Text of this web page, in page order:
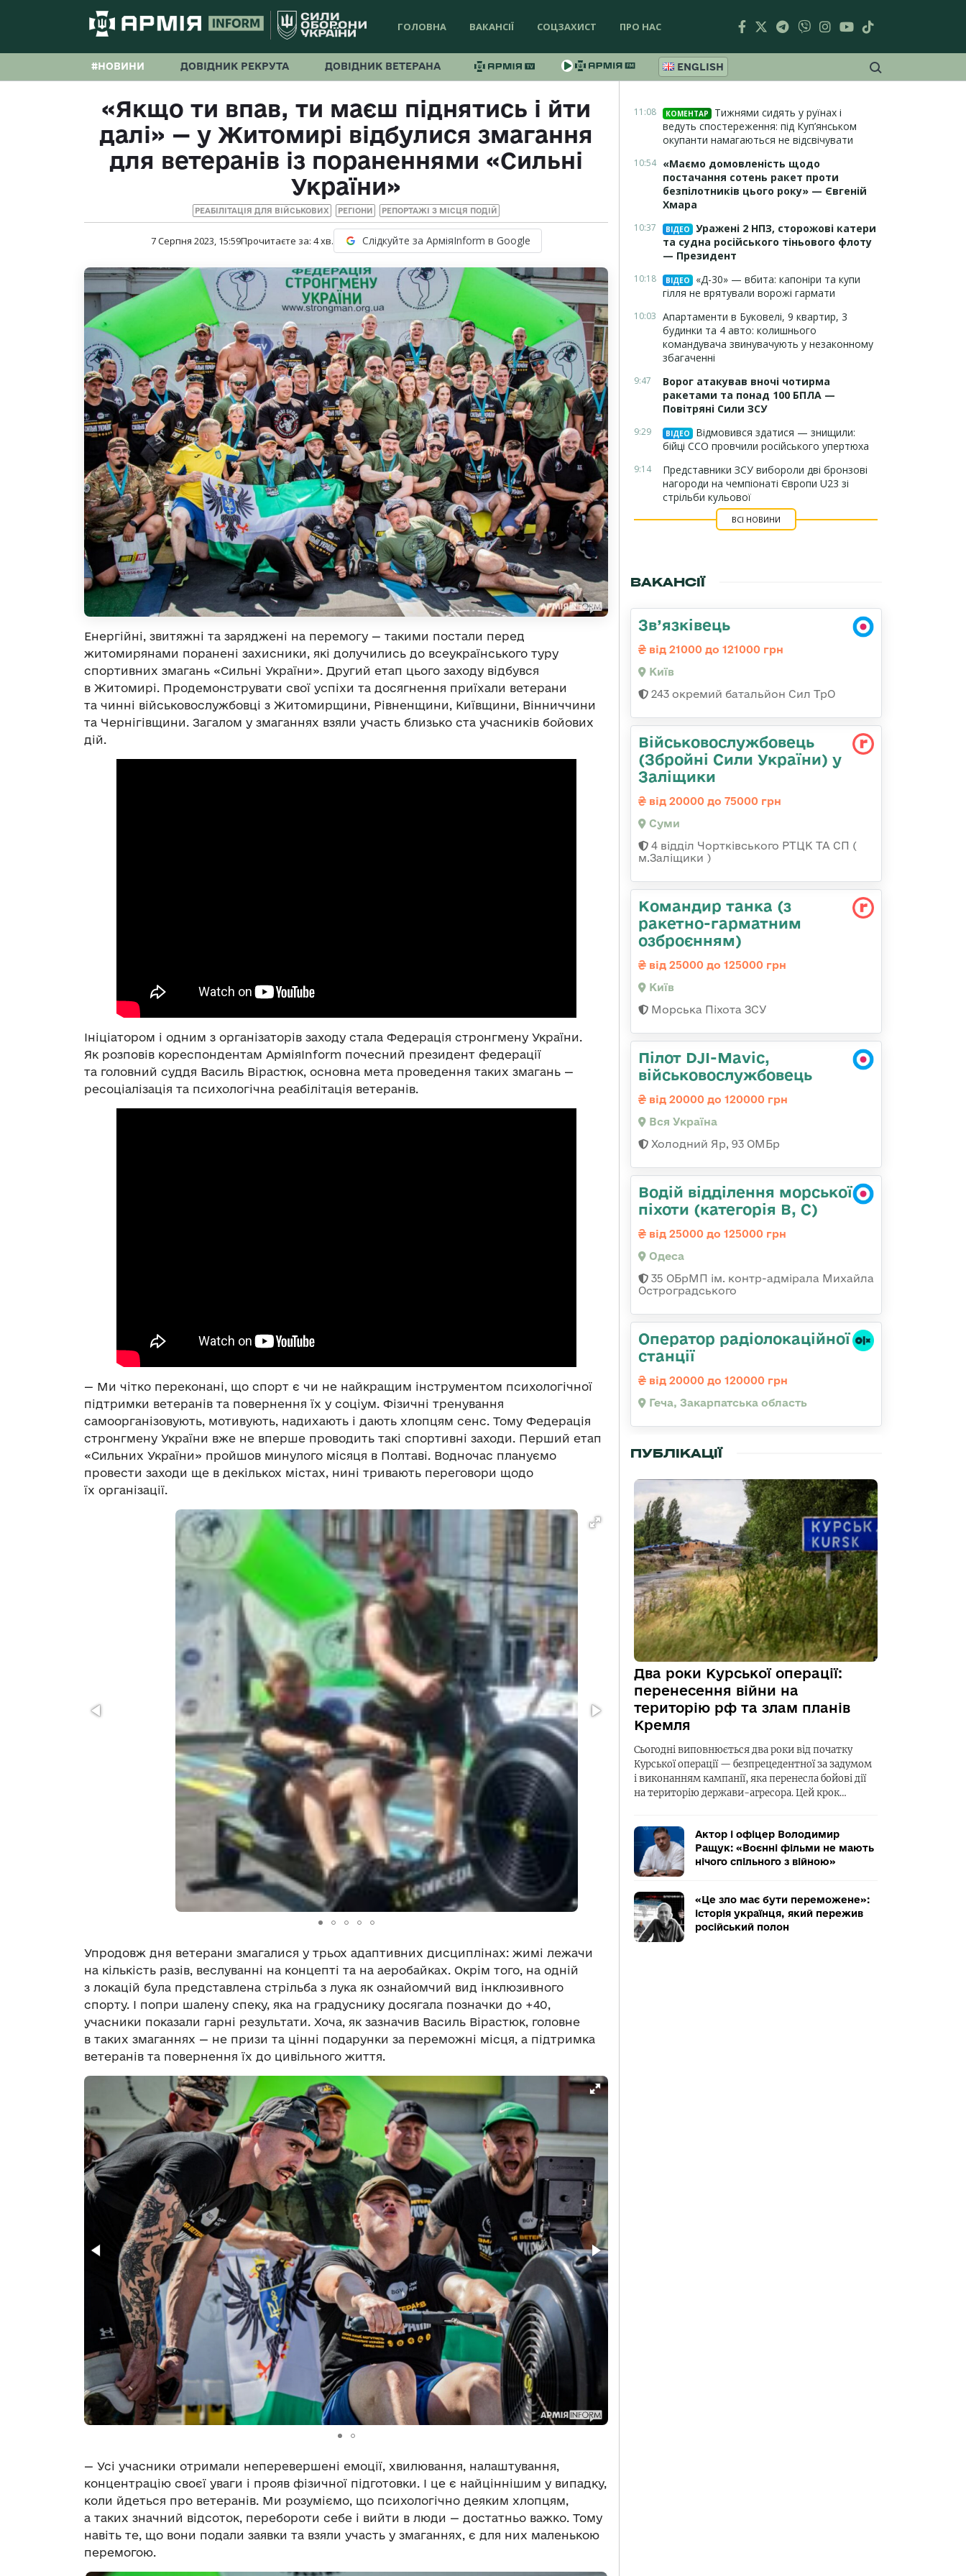
ГОЛОВНА ВАКАНСІЇ СОЦЗАХИСТ ПРО НАС
#НОВИНИ ДОВІДНИК РЕКРУТА ДОВІДНИК ВЕТЕРАНА ENGLISH
«Якщо ти впав, ти маєш піднятись і йти
далі» — у Житомирі відбулися змагання
для ветеранів із пораненнями «Сильні
України»
РЕАБІЛІТАЦІЯ ДЛЯ ВІЙСЬКОВИХ РЕГІОНИ РЕПОРТАЖІ З МІСЦЯ ПОДІЙ
7 Серпня 2023, 15:59Прочитаєте за: 4хв. Слідкуйте за АрміяInform в Google
Енергійні, звитяжні та заряджені на перемогу — такими постали перед
житомирянами поранені захисники, які долучились до всеукраїнського туру
спортивних змагань «Сильні України». Другий етап цього заходу відбувся
в Житомирі. Продемонструвати свої успіхи та досягнення приїхали ветерани
та чинні військовослужбовці з Житомирщини, Рівненщини, Київщини, Вінниччини
та Чернігівщини. Загалом у змаганнях взяли участь близько ста учасників бойових
дій.
Ініціатором і одним з організаторів заходу стала Федерація стронгмену України.
Як розповів кореспондентам АрміяInform почесний президент федерації
та головний суддя Василь Вірастюк, основна мета проведення таких змагань —
ресоціалізація та психологічна реабілітація ветеранів.
— Ми чітко переконані, що спорт є чи не найкращим інструментом психологічної
підтримки ветеранів та повернення їх у соціум. Фізичні тренування
самоорганізовують, мотивують, надихають і дають хлопцям сенс. Тому Федерація
стронгмену України вже не вперше проводить такі спортивні заходи. Перший етап
«Сильних України» пройшов минулого місяця в Полтаві. Водночас плануємо
провести заходи ще в декількох містах, нині тривають переговори щодо
їх організації.
Упродовж дня ветерани змагалися у трьох адаптивних дисциплінах: жимі лежачи
на кількість разів, веслуванні на концепті та на аеробайках. Окрім того, на одній
з локацій була представлена стрільба з лука як ознайомчий вид інклюзивного
спорту. І попри шалену спеку, яка на градуснику досягала позначки до +40,
учасники показали гарні результати. Хоча, як зазначив Василь Вірастюк, головне
в таких змаганнях — не призи та цінні подарунки за переможні місця, а підтримка
ветеранів та повернення їх до цивільного життя.
— Усі учасники отримали неперевершені емоції, хвилювання, налаштування,
концентрацію своєї уваги і прояв фізичної підготовки. І це є найціннішим у випадку,
коли йдеться про ветеранів. Ми розуміємо, що психологічно деяким хлопцям,
а таких значний відсоток, перебороти себе і вийти в люди — достатньо важко. Тому
навіть те, що вони подали заявки та взяли участь у змаганнях, є для них маленькою
перемогою.
11:08 КОМЕНТАР
Тижнями сидять у руїнах і
ведуть спостереження: під Куп’янськом
окупанти намагаються не відсвічувати
10:54 «Маємо домовленість щодо
постачання сотень ракет проти
безпілотників цього року» — Євгеній
Хмара
10:37 ВІДЕО
Уражені 2 НПЗ, сторожові катери
та судна російського тіньового флоту
— Президент
10:18 ВІДЕО
«Д-30» — вбита: капоніри та купи
гілля не врятували ворожі гармати
10:03 Апартаменти в Буковелі, 9 квартир, 3
будинки та 4 авто: колишнього
командувача звинувачують у незаконному
збагаченні
9:47
Ворог атакував вночі чотирма
ракетами та понад 100 БПЛА —
Повітряні Сили ЗСУ
9:29 ВІДЕО
Відмовився здатися — знищили:
бійці ССО провчили російського упертюха
9:14
Представники ЗСУ вибороли дві бронзові
нагороди на чемпіонаті Європи U23 зі
стрільби кульової
ВСІ НОВИНИ
ВАКАНСІЇ
Зв’язківець
від 21000 до 121000 грн
Київ
243 окремий батальйон Сил ТрО
Військовослужбовець
(Збройні Сили України) у
Заліщики
від 20000 до 75000 грн
Суми
4 відділ Чортківського РТЦК ТА СП (
м.Заліщики )
Командиp танка (з
pакетно-гарматним
озброєнням)
від 25000 до 125000 грн
Київ
Морська Піхота ЗСУ
Пілот DJI-Mavic,
військовослужбовець
від 20000 до 120000 грн
Вся Україна
Холодний Яр, 93 ОМБр
Водій відділення морської
піхоти (категорія B, C)
від 25000 до 125000 грн
Одеса
35 ОБрМП ім. контр-адмірала Михайла
Остроградського
Оператор радіолокаційної
станції
від 20000 до 120000 грн
Геча, Закарпатська область
ПУБЛІКАЦІЇ
Два роки Курської операції:
перенесення війни на
територію рф та злам планів
Кремля
Сьогодні виповнюється два роки від початку
Курської операції — безпрецедентної за задумом
і виконанням кампанії, яка перенесла бойові дії
на територію держави-агресора. Цей крок…
Актор і офіцер Володимир
Ращук: «Воєнні фільми не мають
нічого спільного з війною»
«Це зло має бути переможене»:
історія українця, який пережив
російський полон